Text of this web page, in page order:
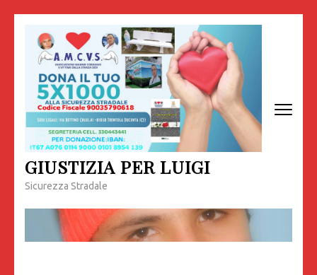
contenuto
(premi
invio)
GIUSTIZIA PER LUIGI
Sicurezza Stradale